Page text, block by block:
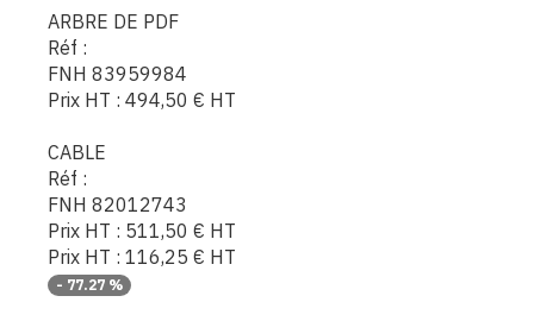
ARBRE DE PDF
Réf :
FNH 83959984
Prix HT : 494,50 € HT
CABLE
Réf :
FNH 82012743
Prix HT : 511,50 € HT
Prix HT : 116,25 € HT
- 77.27 %